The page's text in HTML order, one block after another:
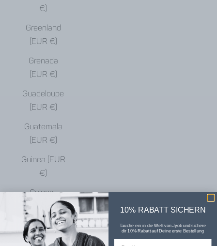
€)
Greenland
(EUR €)
Grenada
(EUR €)
Guadeloupe
(EUR €)
Guatemala
(EUR €)
Guinea (EUR
€)
Guinea-
Bissau (EUR
€)
Guyana (EUR
10% RABATT SICHERN
Tauche ein in die Welt von Jyoti und sichere
dir 10% Rabatt auf Deine erste Bestellung